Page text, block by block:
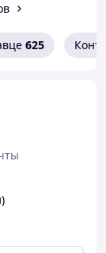
625